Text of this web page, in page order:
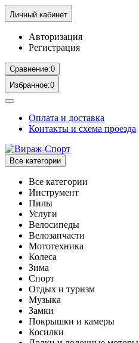
Личный кабинет
Авторизация
Регистрация
Сравнение:0
Избранное:0
Оплата и доставка
Контакты и схема проезда
Все категории
Все категории
Инструмент
Пилы
Услуги
Велосипеды
Велозапчасти
Мототехника
Колеса
Зима
Спорт
Отдых и туризм
Музыка
Замки
Покрышки и камеры
Косилки